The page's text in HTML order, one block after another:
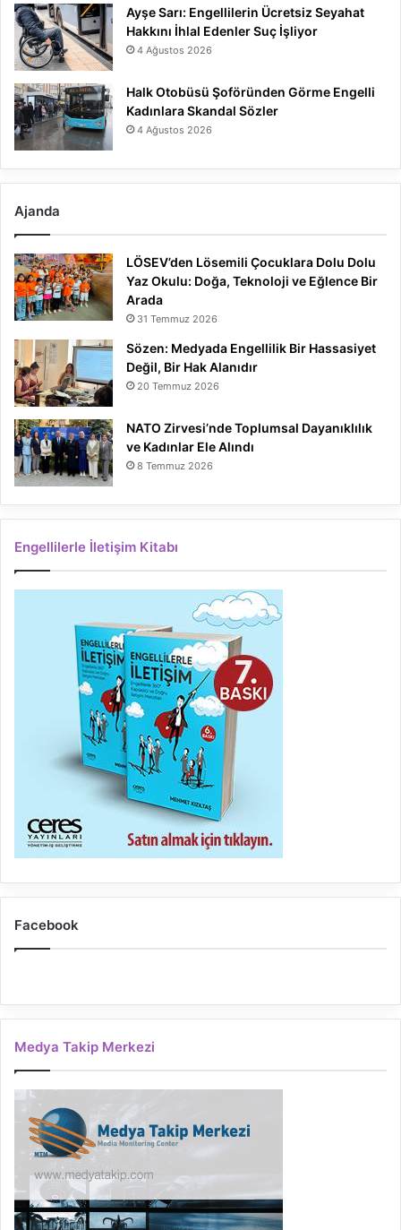
Ayşe Sarı: Engellilerin Ücretsiz Seyahat
Hakkını İhlal Edenler Suç İşliyor
4 Ağustos 2026
Halk Otobüsü Şoföründen Görme Engelli
Kadınlara Skandal Sözler
4 Ağustos 2026
Ajanda
LÖSEV’den Lösemili Çocuklara Dolu Dolu
Yaz Okulu: Doğa, Teknoloji ve Eğlence Bir
Arada
31 Temmuz 2026
Sözen: Medyada Engellilik Bir Hassasiyet
Değil, Bir Hak Alanıdır
20 Temmuz 2026
NATO Zirvesi’nde Toplumsal Dayanıklılık
ve Kadınlar Ele Alındı
8 Temmuz 2026
Engellilerle İletişim Kitabı
Facebook
Medya Takip Merkezi